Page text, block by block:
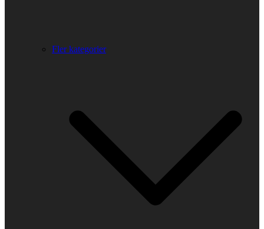
Fler kategorier